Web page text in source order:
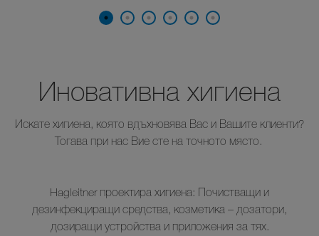
Иновативна хигиена
Искате хигиена, която вдъхновява Вас и Вашите клиенти?
Тогава при нас Вие сте на точното място.
Hagleitner проектира хигиена: Почистващи и
дезинфекциращи средства, козметика – дозатори,
дозиращи устройства и приложения за тях.